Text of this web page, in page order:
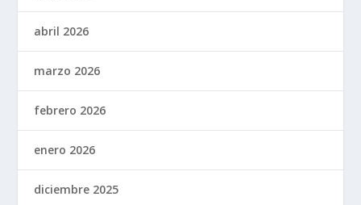
abril 2026
marzo 2026
febrero 2026
enero 2026
diciembre 2025